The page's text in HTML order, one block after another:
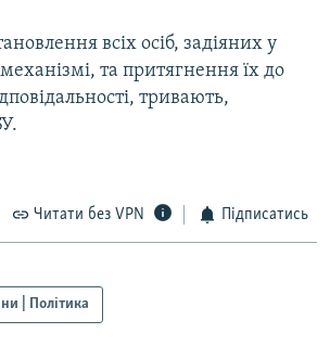
всіх осіб, задіяних у
та притягнення їх до
тривають,
Читати без VPN Підписатись
| Політика